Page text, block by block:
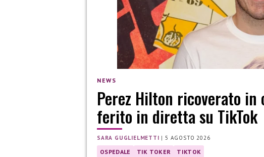
NEWS
Perez Hilton ricoverato in
ferito in diretta su TikTok
SARA GUGLIELMETTI |5 AGOSTO 2026
OSPEDALE TIK TOKER TIKTOK